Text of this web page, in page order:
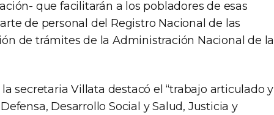
que facilitarán a los pobladores de esas
de personal del Registro Nacional de las
de trámites de la Administración Nacional de la
secretaria Villata destacó el “trabajo articulado y
Desarrollo Social y Salud, Justicia y